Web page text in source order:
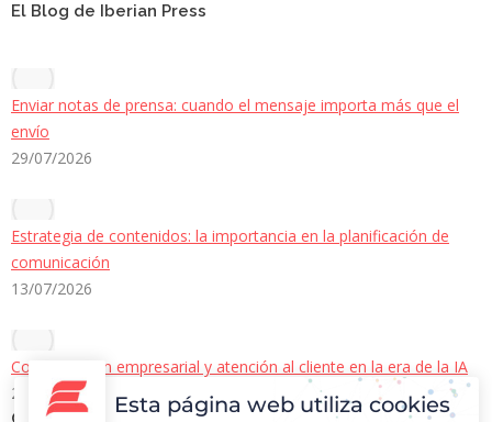
El Blog de Iberian Press
Enviar notas de prensa: cuando el mensaje importa más que el
envío
29/07/2026
Estrategia de contenidos: la importancia en la planificación de
comunicación
13/07/2026
Comunicación empresarial y atención al cliente en la era de la IA
22/06/2026
Esta página web utiliza cookies